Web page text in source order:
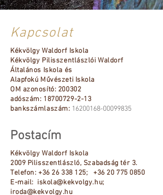
Kapcsolat
Kékvölgy Waldorf Iskola
Kékvölgy Pilisszentlászlói Waldorf
Általános Iskola és
Alapfokú Művészeti Iskola
OM azonosító: 200302
adószám: 18700729-2-13
bankszámlaszám: 16200168-00099835
Postacím
Kékvölgy Waldorf Iskola
2009 Pilisszentlászló, Szabadság tér 3.
Telefon: +36 26 338 125; +36 20 775 0850
E-mail: iskola@kekvolgy.hu;
iroda@kekvolgy.hu